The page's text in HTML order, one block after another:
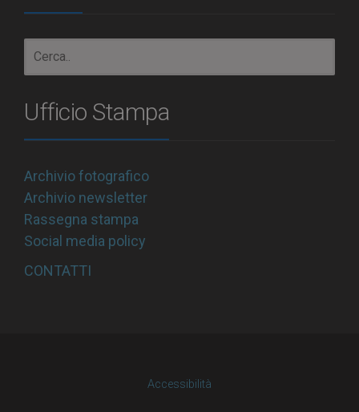
Ufficio Stampa
Archivio fotografico
Archivio newsletter
Rassegna stampa
Social media policy
CONTATTI
Accessibilità